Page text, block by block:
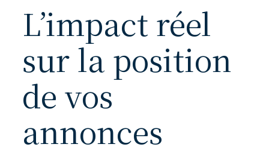
L’impact réel
sur la position
de vos
annonces